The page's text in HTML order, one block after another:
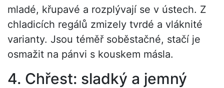
mladé, křupavé a rozplývají se v ústech. Z
chladicích regálů zmizely tvrdé a vláknité
varianty. Jsou téměř soběstačné, stačí je
osmažit na pánvi s kouskem másla.
4. Chřest: sladký a jemný